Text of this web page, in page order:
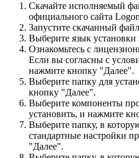
Скачайте исполняемый
официального сайта
Запустите скачанный
Выберите язык
Ознакомьтесь с
Если вы согласны с
нажмите кнопку "Далее".
Выберите папку для
кнопку "Далее".
Выберите компоненты
установить, и нажмите
Выберите папку, в
стандартные настройки
"Далее".